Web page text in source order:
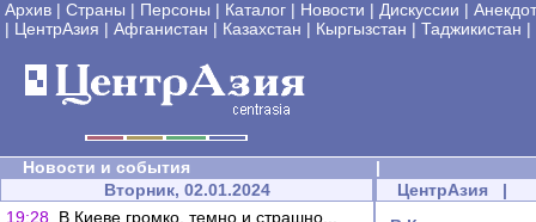
Архив | Страны | Персоны | Каталог | Новости | Дискуссии |
| ЦентрАзия | Афганистан | Казахстан | Кыргызстан | Таджикистан |
Новости и события
|
Вторник, 02.01.2024
19:28 В Киеве громко, темно и страшно...
ЦентрАзия |